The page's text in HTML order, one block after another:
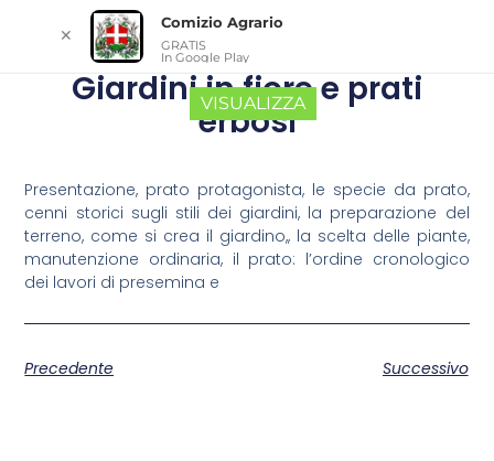
Giardini in fiore e prati
erbosi
Presentazione, prato protagonista, le specie da prato,
cenni storici sugli stili dei giardini, la preparazione del
terreno, come si crea il giardino,, la scelta delle piante,
manutenzione ordinaria, il prato: l’ordine cronologico
dei lavori di presemina e
Precedente Successivo
✕
Comizio Agrario
GRATIS
In Google Play
VISUALIZZA